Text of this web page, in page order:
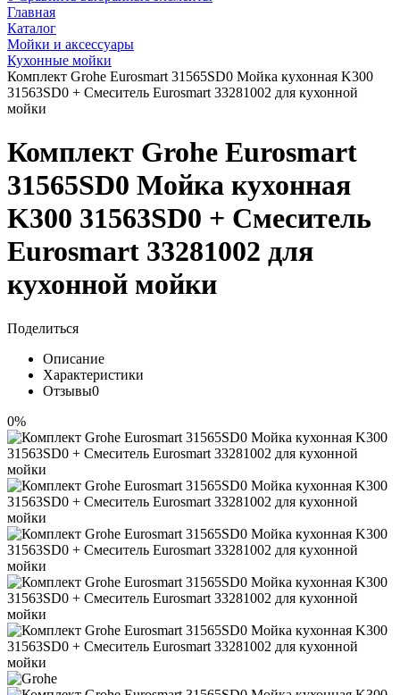
Главная
Каталог
Мойки и аксессуары
Кухонные мойки
Комплект Grohe Eurosmart 31565SD0 Мойка кухонная K300
31563SD0 + Смеситель Eurosmart 33281002 для кухонной
мойки
Комплект Grohe Eurosmart
31565SD0 Мойка кухонная
K300 31563SD0 + Смеситель
Eurosmart 33281002 для
кухонной мойки
Поделиться
Описание
Характеристики
Отзывы0
0%